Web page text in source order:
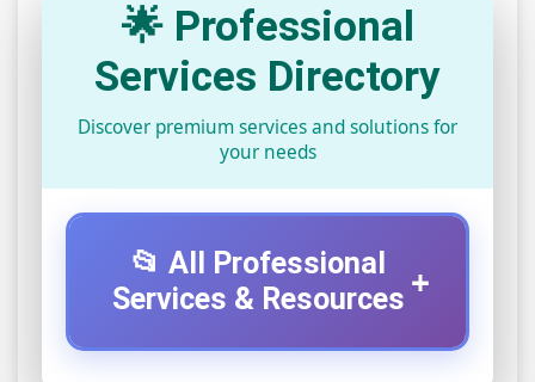
🌟 Professional
Services Directory
Discover premium services and solutions for
your needs
📂 All Professional
Services & Resources +